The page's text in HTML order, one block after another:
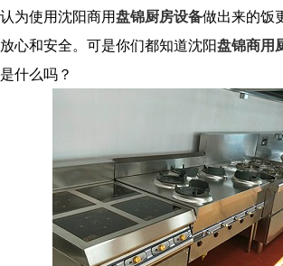
认为使用沈阳商用盘锦厨房设备做出来的饭
放心和安全。可是你们都知道沈阳盘锦商用
是什么吗？